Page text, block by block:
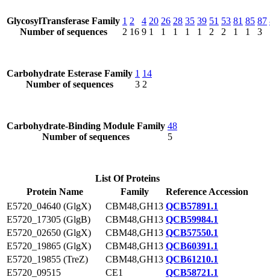
GlycosylTransferase Family
Number of sequences
1
2
2
16
4
9
20
1
26
1
28
1
35
1
39
1
51
2
53
2
81
1
85
1
87
3
Carbohydrate Esterase Family
Number of sequences
1
3
14
2
Carbohydrate-Binding Module Family
Number of sequences
48
5
List Of Proteins
Protein Name
Family
Reference Accession
E5720_04640 (GlgX)
CBM48,GH13 QCB57891.1
E5720_17305 (GlgB)
CBM48,GH13 QCB59984.1
E5720_02650 (GlgX)
CBM48,GH13 QCB57550.1
E5720_19865 (GlgX)
CBM48,GH13 QCB60391.1
E5720_19855 (TreZ)
CBM48,GH13 QCB61210.1
E5720_09515
CE1
QCB58721.1